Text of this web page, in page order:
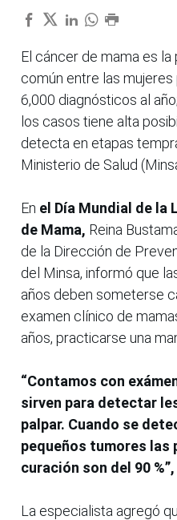
El cáncer de mama es
común entre las
6,000 diagnósticos al
los casos tiene alta
detecta en etapas
Ministerio de Salud
En el Día Mundial de la
de Mama, Reina
de la Dirección de
del Minsa, informó que
años deben someterse
examen clínico de
años, practicarse una
“Contamos con
sirven para detectar
palpar. Cuando se
pequeños tumores las
curación son del 90 %”,
La especialista agregó